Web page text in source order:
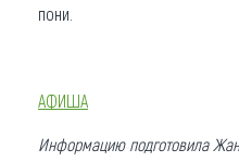
пони.
АФИША
Информацию подготовила